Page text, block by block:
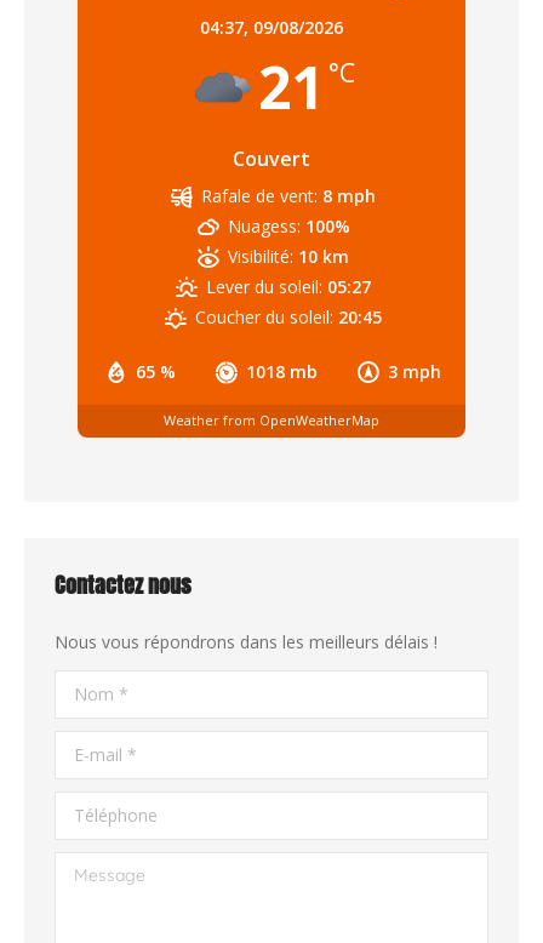
04:37, 09/08/2026
21 °C
Couvert
65 % 1018 mb 3 mph
Rafale de vent: 8 mph
Nuagess: 100%
Visibilité: 10 km
Lever du soleil: 05:27
Coucher du soleil: 20:45
Weather from OpenWeatherMap
Contactez nous
Nous vous répondrons dans les meilleurs délais !
Nom *
E-mail *
Téléphone
Message